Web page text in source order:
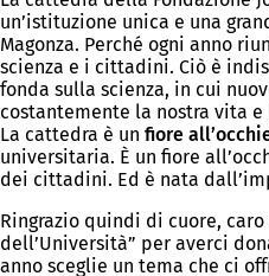
un’istituzione unica e una
Magonza. Perché ogni anno
scienza e i cittadini. Ciò è
fonda sulla scienza, in cui
costantemente la nostra vita
La cattedra è un fiore
universitaria. È un fiore
dei cittadini. Ed è nata
Ringrazio quindi di cuore,
dell’Università” per averci
anno sceglie un tema che ci